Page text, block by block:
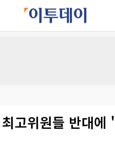
고위원들 반대